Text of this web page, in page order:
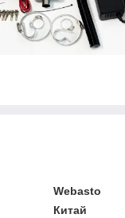
Webasto
Китай